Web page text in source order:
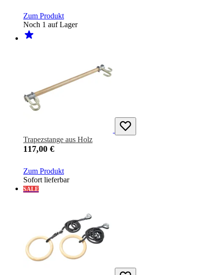
Zum Produkt
Noch 1 auf Lager
Trapezstange aus Holz
117,00 €
Zum Produkt
Sofort lieferbar
SALE